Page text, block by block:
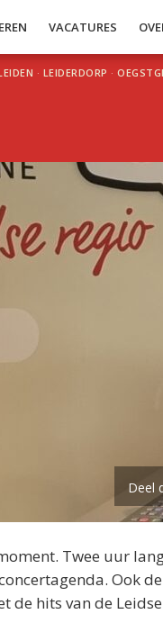
VACATURES
· LEIDERDORP ·
Deel
Twee uur
Ook de
de hits van de Leidse